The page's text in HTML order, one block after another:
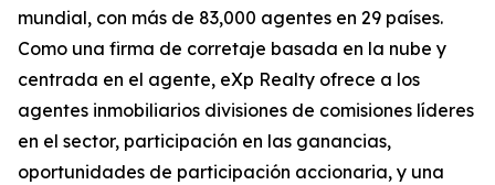
mundial, con más de 83,000 agentes en 29 países.
Como una firma de corretaje basada en la nube y
centrada en el agente, eXp Realty ofrece a los
agentes inmobiliarios divisiones de comisiones líderes
en el sector, participación en las ganancias,
oportunidades de participación accionaria, y una